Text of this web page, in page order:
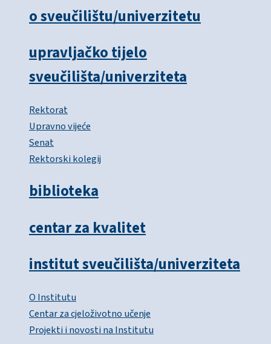
o sveučilištu/univerzitetu
upravljačko tijelo
sveučilišta/univerziteta
Rektorat
Upravno vijeće
Senat
Rektorski kolegij
biblioteka
centar za kvalitet
institut sveučilišta/univerziteta
O Institutu
Centar za cjeloživotno učenje
Projekti i novosti na Institutu